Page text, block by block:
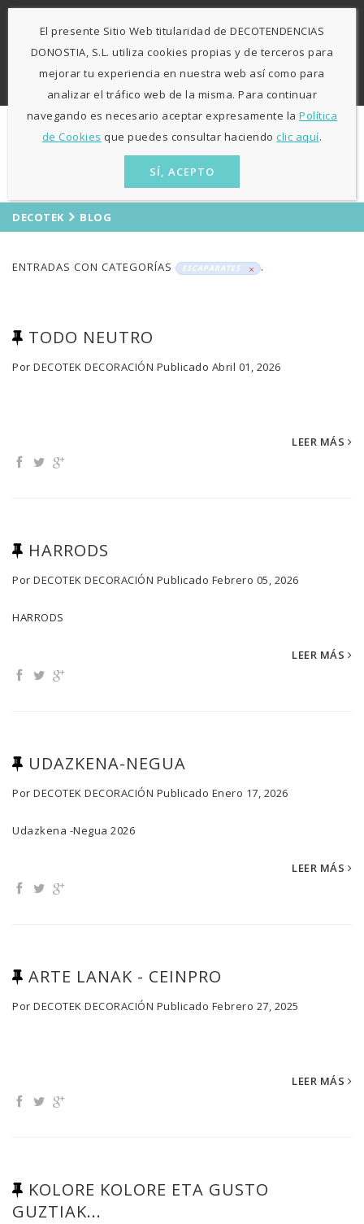
L-V: 9:30h - 13h / 15:30h - 19:30h S: 10h30 - 13h
DECOTEK BLOG
ENTRADAS CON CATEGORÍAS ESCAPARATES .
TODO NEUTRO
Por DECOTEK DECORACIÓN Publicado Abril 01, 2026
LEER MÁS
HARRODS
Por DECOTEK DECORACIÓN Publicado Febrero 05, 2026
HARRODS
LEER MÁS
UDAZKENA-NEGUA
Por DECOTEK DECORACIÓN Publicado Enero 17, 2026
Udazkena -Negua 2026
LEER MÁS
ARTE LANAK - CEINPRO
Por DECOTEK DECORACIÓN Publicado Febrero 27, 2025
LEER MÁS
KOLORE KOLORE ETA GUSTO
GUZTIAK...
El presente Sitio Web titularidad de DECOTENDENCIAS
DONOSTIA, S.L. utiliza cookies propias y de terceros para
mejorar tu experiencia en nuestra web así como para
analizar el tráfico web de la misma. Para continuar
navegando es necesario aceptar expresamente laPolítica
de Cookies que puedes consultar haciendoclic aquí.
SÍ, ACEPTO